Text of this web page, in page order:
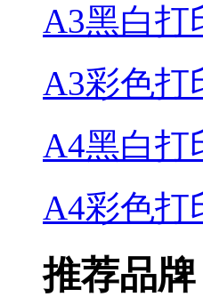
A3黑白打
A3彩色打
A4黑白打
A4彩色打
推荐品牌